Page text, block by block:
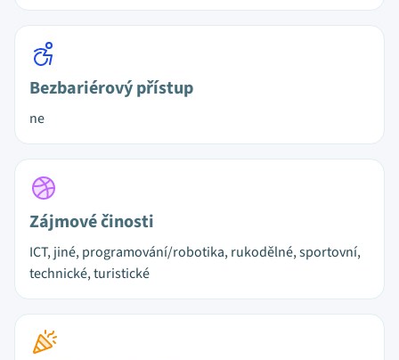
Bezbariérový přístup
ne
Zájmové činosti
ICT, jiné, programování/robotika, rukodělné, sportovní,
technické, turistické